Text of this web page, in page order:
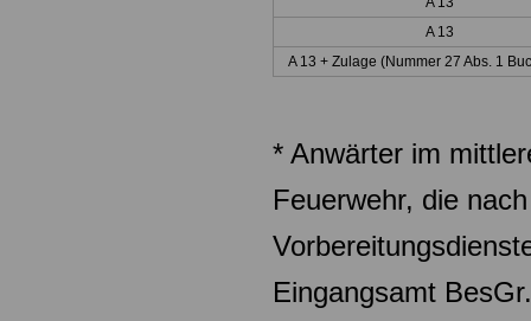
A 13
A 13 + Zulage (Nummer 27 Abs. 1
* Anwärter im
Feuerwehr, die
Eingangsamt